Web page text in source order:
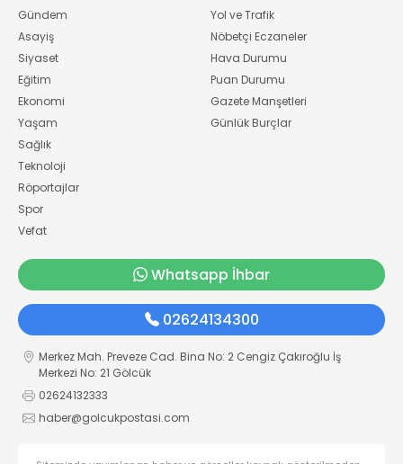
Gündem
Asayiş
Siyaset
Eğitim
Ekonomi
Yaşam
Sağlık
Teknoloji
Röportajlar
Spor
Vefat
Yol ve Trafik
Nöbetçi Eczaneler
Hava Durumu
Puan Durumu
Gazete Manşetleri
Günlük Burçlar
Whatsapp İhbar
02624134300
Merkez Mah. Preveze Cad. Bina No: 2 Cengiz Çakıroğlu İş
Merkezi No: 21 Gölcük
02624132333
haber@golcukpostasi.com